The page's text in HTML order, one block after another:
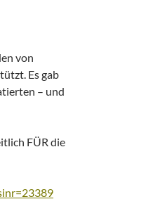
von
Es gab
– und
FÜR die